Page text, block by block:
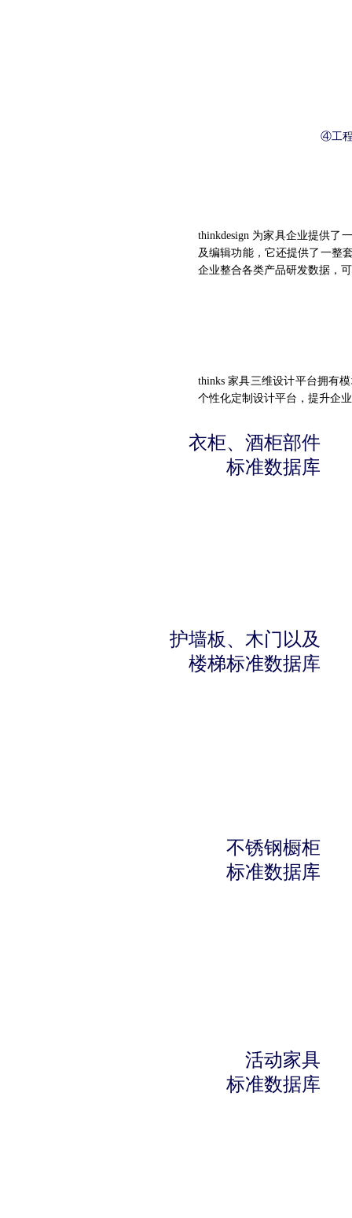
护墙板、木门以及
楼梯标准数据库
thinkdesign 为家具企业提供了
及编辑功能，它还提供了一整
企业整合各类产品研发数据，
衣柜、酒柜部件
标准数据库
活动家具
标准数据库
thinks 家具三维设计平台拥有
个性化定制设计平台，提升企
④工
不锈钢橱柜
标准数据库